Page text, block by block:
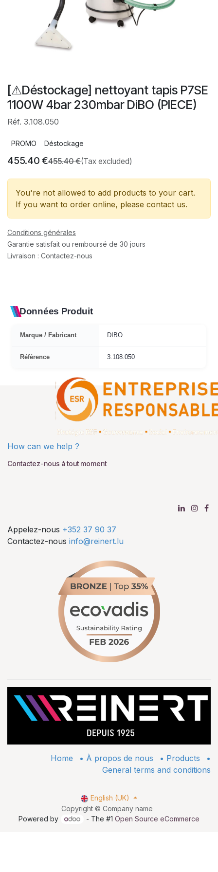
[⚠Déstockage] nettoyant tapis P7SE
1100W 4bar 230mbar DiBO (PIECE)
Réf. 3.108.050
PROMO Déstockage
455.40 €455.40€(Tax excluded)
You're not allowed to add products to your cart.
If you want to order online, please contact us.
Conditions générales
Garantie satisfait ou remboursé de 30 jours
Livraison : Contactez-nous
Données Produit
Marque / Fabricant DIBO
Référence 3.108.050
How can we help ?
Contactez-nous à tout moment
Appelez-nous +352 37 90 37
Contactez-nous info@reinert.lu
Home • À propos de nous • ​Products
•
General terms and conditions
Copyright © Company name
English (UK)
Powered by - The #1 Open Source eCommerce